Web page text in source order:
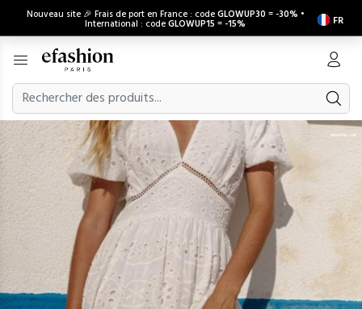
Nouveau site 🎉 Frais de port en France : codeGLOWUP30 = -30% •
International : codeGLOWUP15 = -15% FR